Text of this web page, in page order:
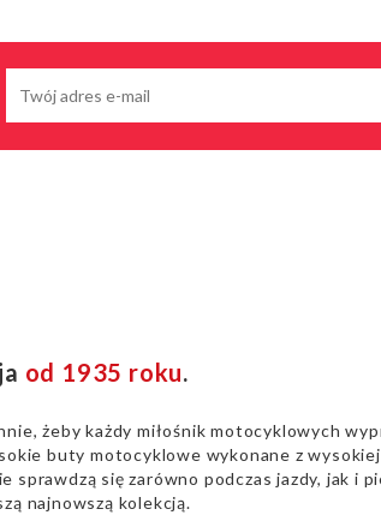
od 1935 roku.
żeby każdy miłośnik motocyklowych
buty motocyklowe wykonane z
się zarówno podczas jazdy, jak i
najnowszą kolekcją.